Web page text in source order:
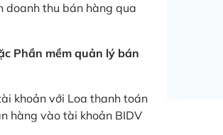
doanh thu bán hàng qua
Phần mềm quản lý bán
khoản với Loa thanh toán
hàng vào tài khoản BIDV